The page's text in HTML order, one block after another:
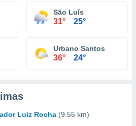
São Luís
31° 25°
Urbano Santos
36° 24°
Luiz Rocha (9.55 km)